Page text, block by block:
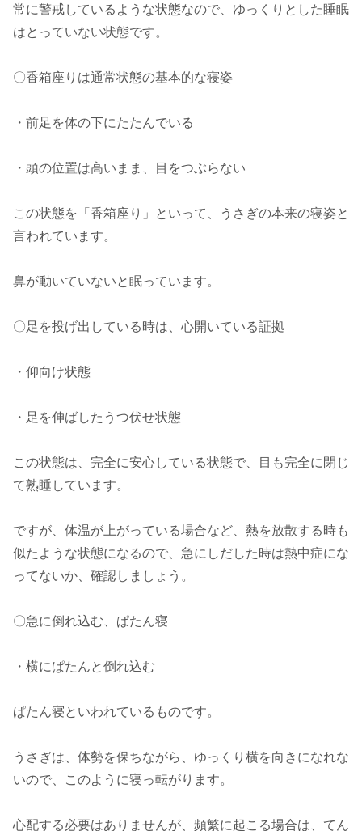
常に警戒しているような状態なので、ゆっくりとした睡眠
はとっていない状態です。
〇香箱座りは通常状態の基本的な寝姿
・前足を体の下にたたんでいる
・頭の位置は高いまま、目をつぶらない
この状態を「香箱座り」といって、うさぎの本来の寝姿と
言われています。
鼻が動いていないと眠っています。
〇足を投げ出している時は、心開いている証拠
・仰向け状態
・足を伸ばしたうつ伏せ状態
この状態は、完全に安心している状態で、目も完全に閉じ
て熟睡しています。
ですが、体温が上がっている場合など、熱を放散する時も
似たような状態になるので、急にしだした時は熱中症にな
ってないか、確認しましょう。
〇急に倒れ込む、ぱたん寝
・横にぱたんと倒れ込む
ぱたん寝といわれているものです。
うさぎは、体勢を保ちながら、ゆっくり横を向きになれな
いので、このように寝っ転がります。
心配する必要はありませんが、頻繁に起こる場合は、てん